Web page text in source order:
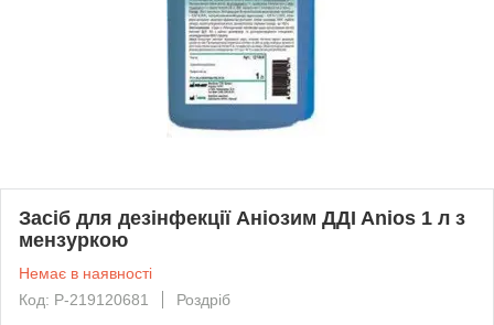
Засіб для дезінфекції Аніозим ДДI Anios 1 л з
мензуркою
Немає в наявності
Код: P-219120681
Роздріб